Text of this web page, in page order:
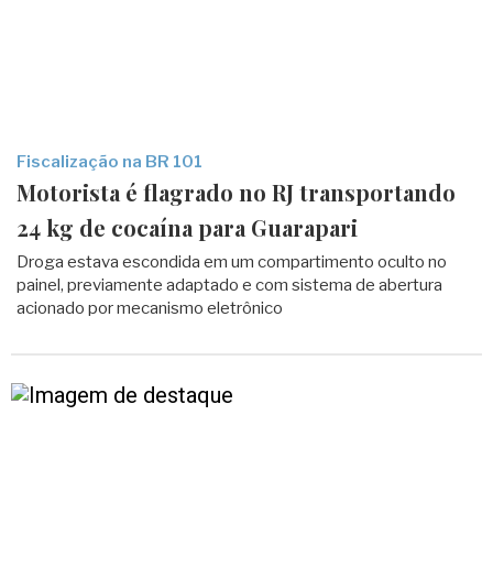
Fiscalização na BR 101
Motorista é flagrado no RJ transportando
24 kg de cocaína para Guarapari
Droga estava escondida em um compartimento oculto no
painel, previamente adaptado e com sistema de abertura
acionado por mecanismo eletrônico